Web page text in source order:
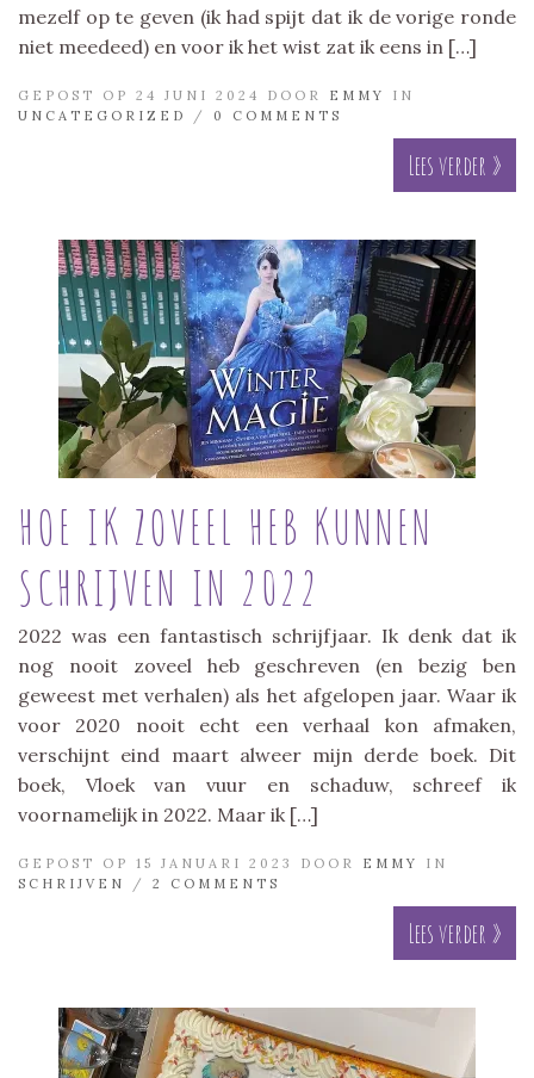
mezelf op te geven (ik had spijt dat ik de vorige ronde
niet meedeed) en voor ik het wist zat ik eens in […]
GEPOST OP 24 JUNI 2024 DOOR EMMY
IN
UNCATEGORIZED
/ 0 COMMENTS
Lees verder »
HOE IK ZOVEEL HEB KUNNEN
SCHRIJVEN IN 2022
2022 was een fantastisch schrijfjaar. Ik denk dat ik
nog nooit zoveel heb geschreven (en bezig ben
geweest met verhalen) als het afgelopen jaar. Waar ik
voor 2020 nooit echt een verhaal kon afmaken,
verschijnt eind maart alweer mijn derde boek. Dit
boek, Vloek van vuur en schaduw, schreef ik
voornamelijk in 2022. Maar ik […]
GEPOST OP 15 JANUARI 2023 DOOR EMMY
IN
SCHRIJVEN
/ 2 COMMENTS
Lees verder »